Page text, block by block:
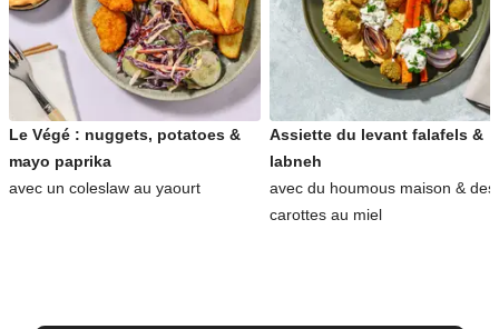
Le Végé : nuggets, potatoes &
mayo paprika
avec un coleslaw au yaourt
Assiette du levant falafels &
labneh
avec du houmous maison & des
carottes au miel